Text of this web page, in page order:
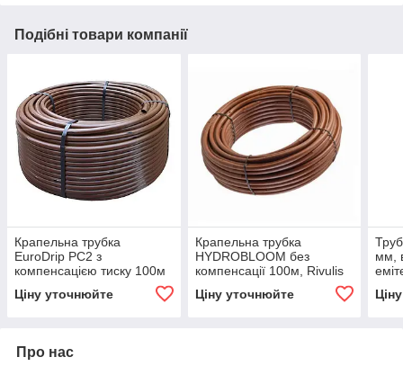
Подібні товари компанії
Крапельна трубка
EuroDrip PC2 з
компенсацією тиску 100м
Ціну уточнюйте
Крапельна трубка
HYDROBLOOM без
компенсації 100м, Rivulis
Ціну уточнюйте
мм,
Про нас